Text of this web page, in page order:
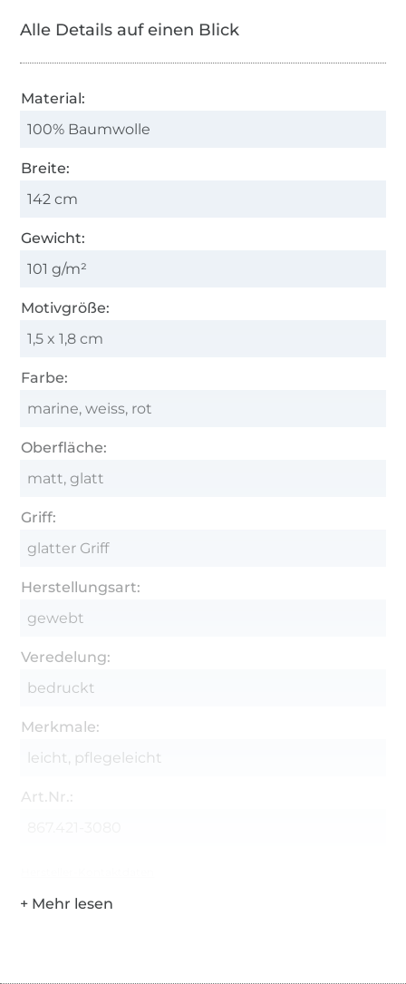
Alle Details auf einen Blick
Material:
100% Baumwolle
Breite:
142 cm
Gewicht:
101 g/m²
Motivgröße:
1,5 x 1,8 cm
Farbe:
marine, weiss, rot
Oberfläche:
matt, glatt
Griff:
glatter Griff
Herstellungsart:
gewebt
Veredelung:
bedruckt
Merkmale:
leicht, pflegeleicht
Art.Nr.: